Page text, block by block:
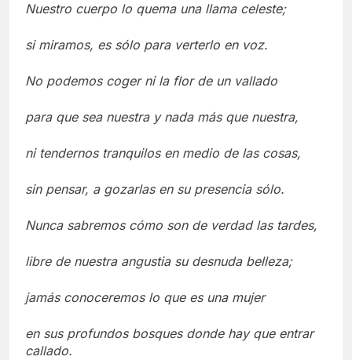
Nuestro cuerpo lo quema una llama celeste;
si miramos, es sólo para verterlo en voz.
No podemos coger ni la flor de un vallado
para que sea nuestra y nada más que nuestra,
ni tendernos tranquilos en medio de las cosas,
sin pensar, a gozarlas en su presencia sólo.
Nunca sabremos cómo son de verdad las tardes,
libre de nuestra angustia su desnuda belleza;
jamás conoceremos lo que es una mujer
en sus profundos bosques donde hay que entrar
callado.